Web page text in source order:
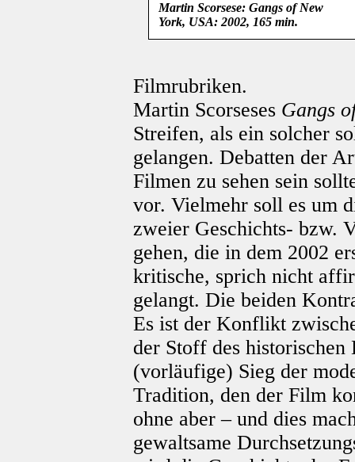
Martin Scorsese: Gangs of New
York, USA: 2002, 165 min.
Filmrubriken.
Martin Scorseses Gangs
Streifen, als ein solcher
gelangen. Debatten der
Filmen zu sehen sein
vor. Vielmehr soll es um
zweier Geschichts- bzw.
gehen, die in dem 2002
kritische, sprich nicht
gelangt. Die beiden
Es ist der Konflikt
der Stoff des
(vorläufige) Sieg der
Tradition, den der Film
ohne aber – und dies
gewaltsame